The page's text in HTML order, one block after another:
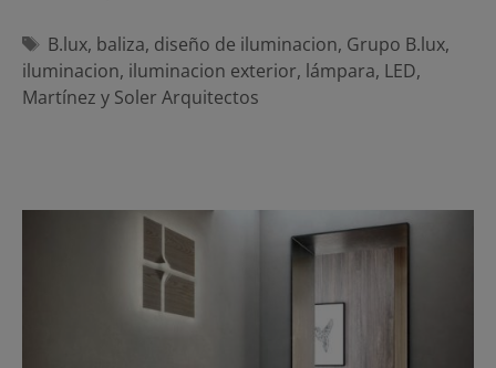
Etiquetas
B.lux, baliza, diseño de iluminacion, Grupo B.lux,
iluminacion, iluminacion exterior, lámpara, LED,
Martínez y Soler Arquitectos